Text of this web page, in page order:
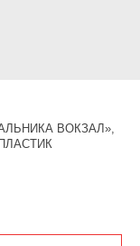
ВОКЗАЛ»,